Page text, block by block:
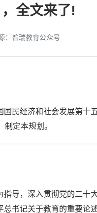
全文来了!
：普瑞教育公众号
民经济和社会发展第十
定本规划。
导，深入贯彻党的二十
书记关于教育的重要论